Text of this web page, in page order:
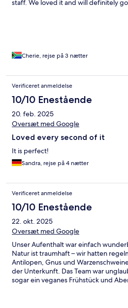
staff. We loved it and will definitely
Cherie, rejse på 3 nætter
Verificeret anmeldelse
10/10 Enestående
20. feb. 2025
Oversæt med Google
Loved every second of it
It is perfect!
Sandra, rejse på 4 nætter
Verificeret anmeldelse
10/10 Enestående
22. okt. 2025
Oversæt med Google
Unser Aufenthalt war einfach
Natur ist traumhaft – wir hatten
Antilopen, Gnus und
der Unterkunft. Das Team war
sogar ein veganes Frühstück und